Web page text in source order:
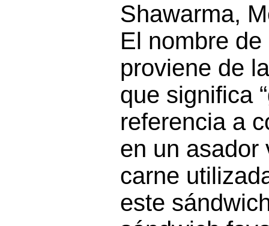
Shawarma,
El nombre
proviene de
que significa
referencia a
en un asador
carne
este